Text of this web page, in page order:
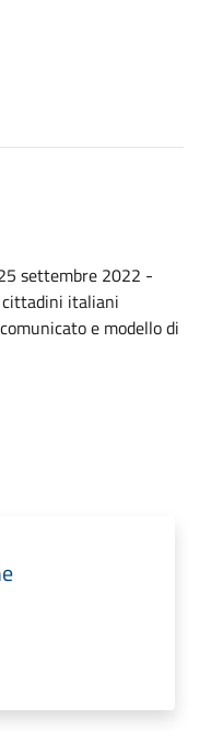
settembre 2022 -
cittadini italiani
e modello di